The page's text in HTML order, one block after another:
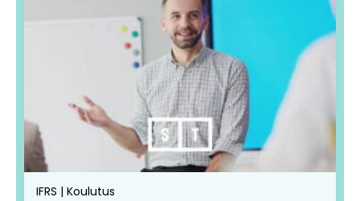
IFRS | Koulutus
useampi
muunnelma.
Voit
tehdä
valinnat
tuotteen
useampi
muunnelma.
Voit
tehdä
valinnat
tuotteen